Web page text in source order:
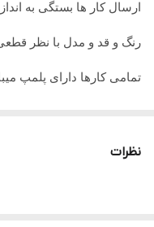
ارسال کار ها بستگی به اندازه کار از 10 روز تا 25
رنگ و قد و مدل با نظر
تمامی کارها دارای پلمپ
در صورت داشتن سوال
نظرات